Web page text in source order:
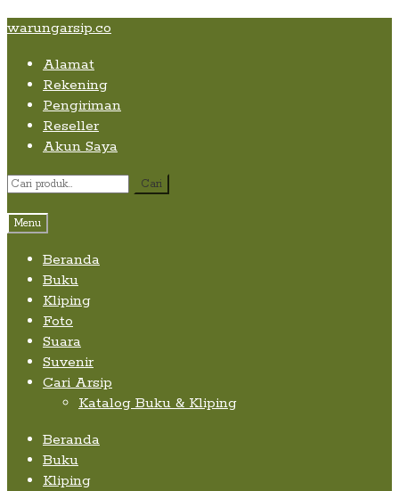
Skip
content
Skip
navigation
Skip
content
warungarsip.co
Alamat
Rekening
Pengiriman
Reseller
Akun Saya
Pencarian
Cari
Menu
Beranda
Buku
Kliping
Foto
Suara
Suvenir
Cari Arsip
Katalog Buku & Kliping
Beranda
Buku
Kliping